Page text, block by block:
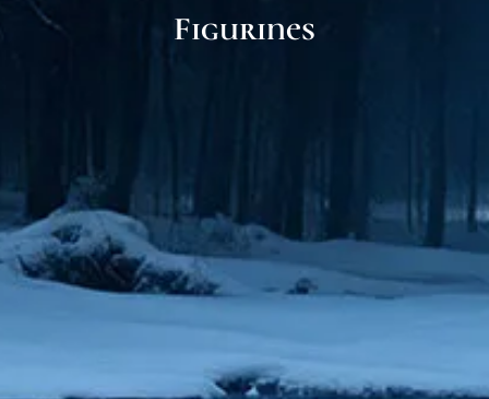
Figurines